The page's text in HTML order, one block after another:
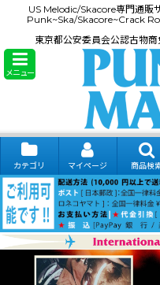
US Melodic/Skacore専門通
Punk~Ska/Skacore~Crack
東京都公安委員会公認古物
メニュー
カテゴリ マイページ 商品検